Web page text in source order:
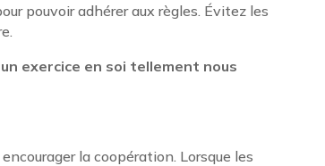
pouvoir adhérer aux règles. Évitez les
exercice en soi tellement nous
la coopération. Lorsque les